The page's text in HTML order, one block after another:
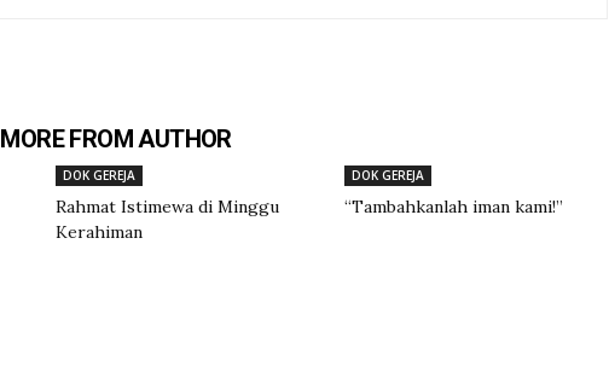
MORE FROM AUTHOR
DOK GEREJA
Rahmat Istimewa di Minggu
Kerahiman
DOK GEREJA
“Tambahkanlah iman kami!”